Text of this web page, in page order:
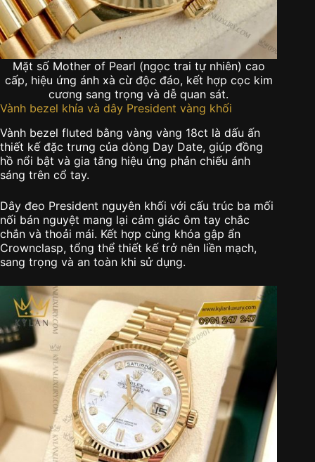
Mặt số Mother of Pearl (ngọc trai tự nhiên) cao
cấp, hiệu ứng ánh xà cừ độc đáo, kết hợp cọc kim
cương sang trọng và dễ quan sát.
Vành bezel khía và dây President vàng khối
Vành bezel fluted bằng vàng vàng 18ct là dấu ấn
thiết kế đặc trưng của dòng Day Date, giúp đồng
hồ nổi bật và gia tăng hiệu ứng phản chiếu ánh
sáng trên cổ tay.
Dây đeo President nguyên khối với cấu trúc ba mối
nối bán nguyệt mang lại cảm giác ôm tay chắc
chắn và thoải mái. Kết hợp cùng khóa gập ẩn
Crownclasp, tổng thể thiết kế trở nên liền mạch,
sang trọng và an toàn khi sử dụng.